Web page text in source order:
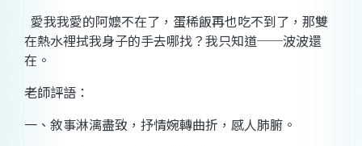
愛我我愛的阿嬤不在了，蛋稀飯再也吃不到了，那雙
在熱水裡拭我身子的手去哪找？我只知道──波波還
在。
老師評語：
一、敘事淋漓盡致，抒情婉轉曲折，感人肺腑。